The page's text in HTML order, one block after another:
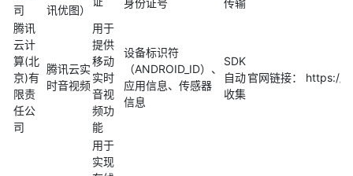
司
讯优图）
身份证号
传输
腾讯
云计
算(北
京)有
限责
任公
司
腾讯云实
时音视频
用于
提供
移动
实时
音视
频功
能
设备标识符
（ANDROID_ID）、
应用信息、传感器
信息
SDK
自动
收集
官网链接： https://
用于
实现